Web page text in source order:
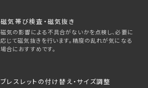
磁気帯び検査・磁気抜き
磁気の影響による不具合がないかを点検し、必要に
応じて磁気抜きを行います。精度の乱れが気になる
場合におすすめです。
ブレスレットの付け替え・サイズ調整